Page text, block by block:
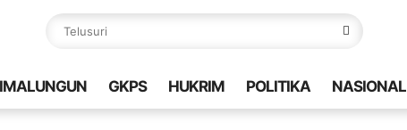
GKPS HUKRIM POLITIKA NASIONAL